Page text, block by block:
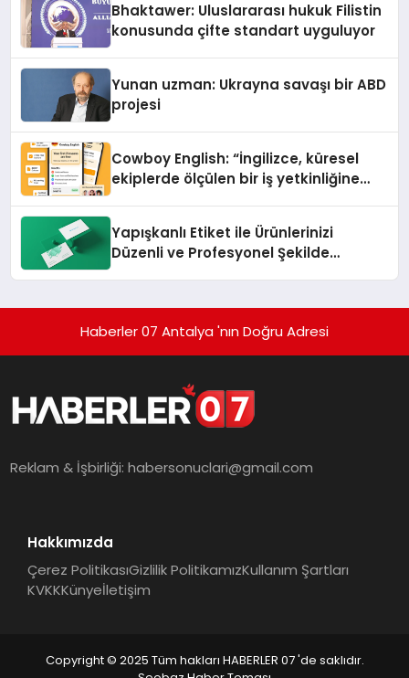
Bhaktawer: Uluslararası hukuk Filistin
konusunda çifte standart uyguluyor
Yunan uzman: Ukrayna savaşı bir ABD
projesi
Cowboy English: “İngilizce, küresel
ekiplerde ölçülen bir iş yetkinliğine
Yapışkanlı Etiket ile Ürünlerinizi
Düzenli ve Profesyonel Şekilde
Haberler 07 Antalya 'nın Doğru Adresi
Reklam & İşbirliği:habersonuclari@gmail.com
Hakkımızda
Çerez PolitikasıGizlilik PolitikamızKullanım Şartları
KVKKKünyeİletişim
Copyright © 2025 Tüm hakları HABERLER 07 'de saklıdır.